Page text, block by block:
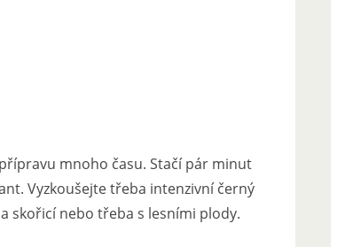
mnoho času. Stačí pár minut
Vyzkoušejte třeba intenzivní černý
skořicí nebo třeba s lesními plody.